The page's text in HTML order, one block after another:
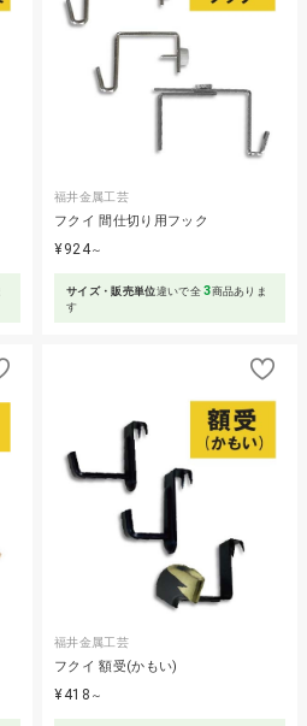
福井金属工芸
フクイ 間仕切り用フック
¥924～
サイズ・販売単位違いで全3商品ありま
す
福井金属工芸
フクイ 額受(かもい)
¥418 ～